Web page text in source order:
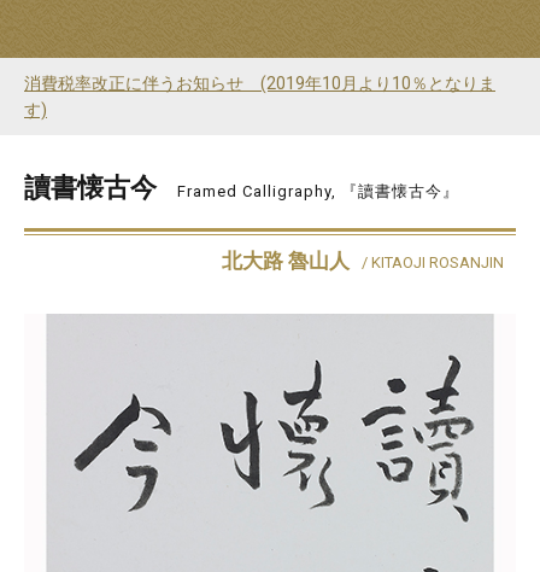
消費税率改正に伴うお知らせ (2019年10月より10％となりま
す)
讀書懐古今 Framed Calligraphy, 『讀書懐古今』
北大路 魯山人 / KITAOJI ROSANJIN